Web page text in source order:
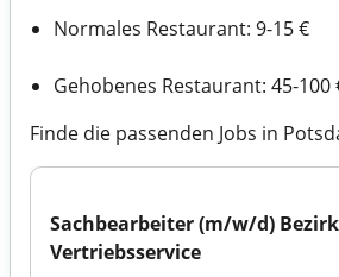
Normales
Gehobenes Restaurant: 45-100
Finde die passenden Jobs in
Sachbearbeiter (m/w/d)
Vertriebsservice